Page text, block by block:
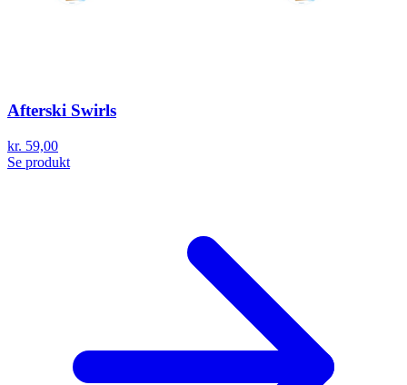
Afterski Swirls
kr. 59,00
Se produkt